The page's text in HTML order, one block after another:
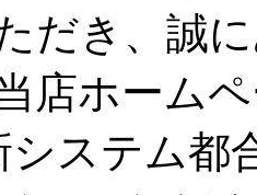
だき、誠
店ホーム
ステム都